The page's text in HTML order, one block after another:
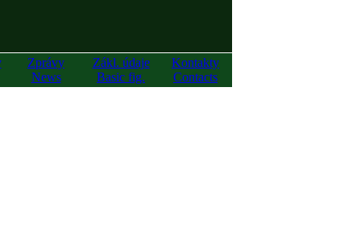
Zprávy
News
Zákl. údaje
Basic fig.
Kontakty
Contacts